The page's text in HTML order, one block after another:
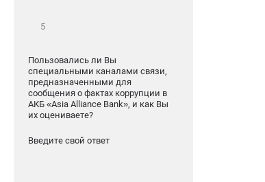
Пользовались ли Вы
специальными каналами связи,
предназначенными для
сообщения о фактах коррупции в
АКБ «Asia Alliance Bank», и как Вы
их оцениваете?
Введите свой ответ